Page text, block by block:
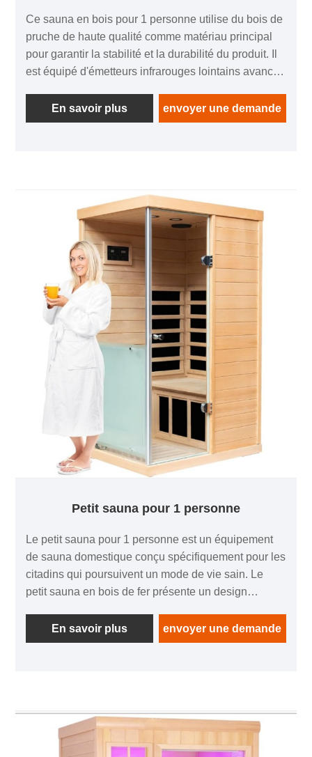
Ce sauna en bois pour 1 personne utilise du bois de
pruche de haute qualité comme matériau principal
pour garantir la stabilité et la durabilité du produit. Il
est équipé d'émetteurs infrarouges lointains avancés
infrarouge lointaine bénéfique pour le corps humain,
contribuant ainsi à favoriser la circulation sanguine,
automatique de la température pour garantir la
sécurité et le confort lors de l'utilisation.
L'aménagement intérieur est spacieux et confortable,
permettant à une personne de profiter facilement du
plaisir de transpirer. De plus, le produit est équipé
d'une technologie de contrôle par micro-ordinateur,
simple et pratique à utiliser, ce qui en fait un choix
idéal pour vos soins de santé à domicile.
En savoir plus envoyer une demande
Petit sauna pour 1 personne
Le petit sauna pour 1 personne est un équipement
de sauna domestique conçu spécifiquement pour les
citadins qui poursuivent un mode de vie sain. Le
petit sauna en bois de fer présente un design
familles ou les petits appartements. Bien que son
espace intérieur soit compact, il suffit d'accueillir une
En savoir plus envoyer une demande